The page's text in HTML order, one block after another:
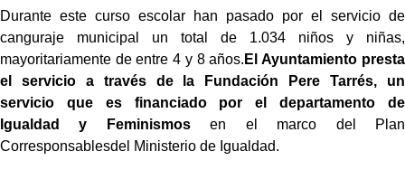
Durante este curso escolar han pasado por el servicio de
canguraje municipal un total de 1.034 niños y niñas,
mayoritariamente de entre 4 y 8 años. El Ayuntamiento presta
el servicio a través de la Fundación Pere Tarrés, un
servicio que es financiado por el departamento de
Igualdad y Feminismosen el marco del Plan
Corresponsablesdel Ministerio de Igualdad.